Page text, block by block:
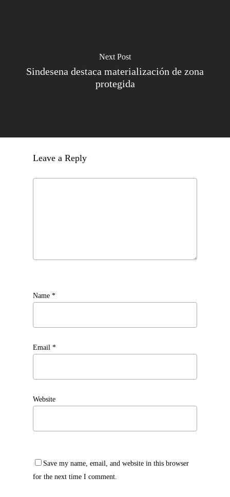
Next Post
Sindesena destaca materialización de zona
protegida
Leave a Reply
Name *
Email *
Website
Save my name, email, and website in this browser
for the next time I comment.